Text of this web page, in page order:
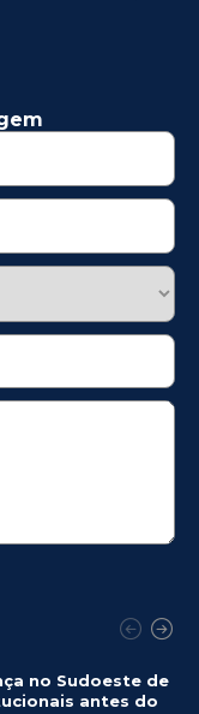
no Sudoeste de
antes do